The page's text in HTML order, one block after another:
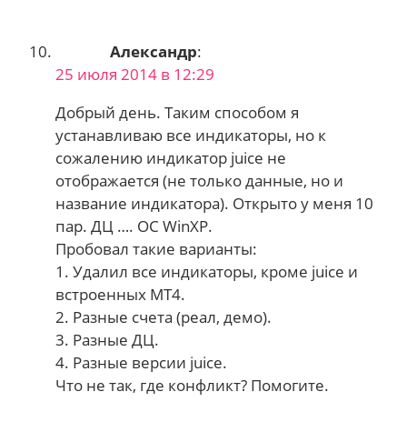
Александр:
25 июля 2014 в 12:29
Добрый день. Таким способом я
устанавливаю все индикаторы, но к
сожалению индикатор juice не
отображается (не только данные, но и
название индикатора). Открыто у меня 10
пар. ДЦ …. ОС WinXP.
Пробовал такие варианты:
1. Удалил все индикаторы, кроме juice и
встроенных МТ4.
2. Разные счета (реал, демо).
3. Разные ДЦ.
4. Разные версии juice.
Что не так, где конфликт? Помогите.